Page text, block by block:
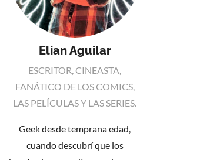
Elian Aguilar
ESCRITOR, CINEASTA,
FANÁTICO DE LOS COMICS,
LAS PELÍCULAS Y LAS SERIES.
Geek desde temprana edad,
cuando descubrí que los